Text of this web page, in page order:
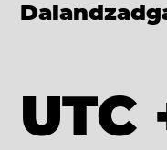
UTC